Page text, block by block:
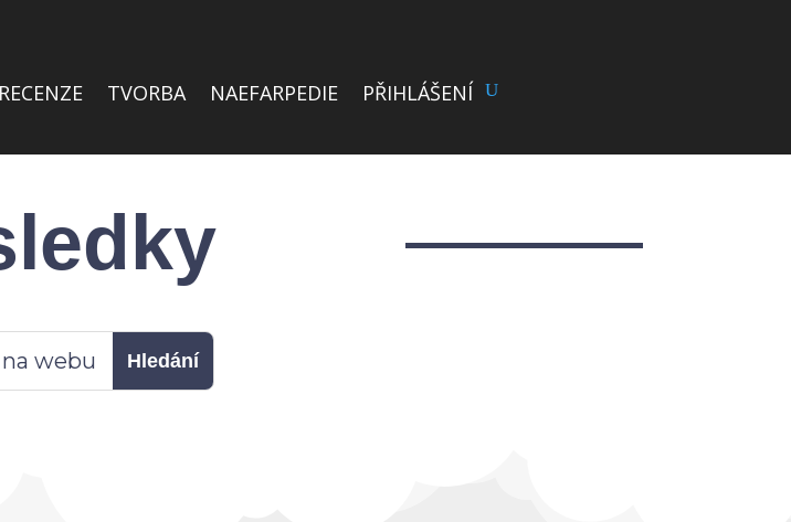
RECENZE TVORBA NAEFARPEDIE PŘIHLÁŠENÍ